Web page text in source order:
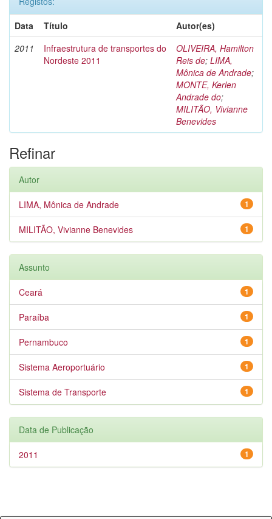
Data
Título
Autor(es)
2011
Infraestrutura de transportes do
Nordeste 2011
OLIVEIRA, Hamilton
Reis de; LIMA,
Mônica de Andrade;
MONTE, Kerlen
Andrade do;
MILITÃO, Vivianne
Benevides
Refinar
Autor
1
LIMA, Mônica de Andrade
1
MILITÃO, Vivianne Benevides
Assunto
1
Ceará
1
Paraíba
1
Pernambuco
1
Sistema Aeroportuário
1
Sistema de Transporte
Data de Publicação
1
2011